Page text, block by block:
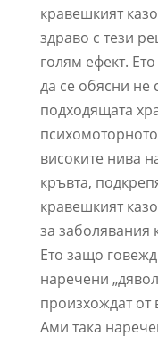
кравешкият
здраво с тези
голям ефект.
да се обясни
подходящата
високите нива
кръвта,
кравешкият
за заболявания
Ето защо
наречени
произхождат от
Ами така